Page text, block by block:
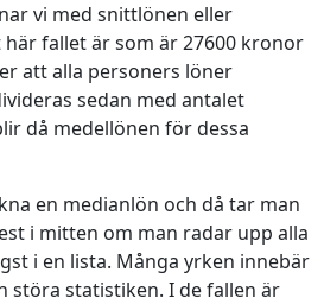
vi med snittlönen eller
fallet är som är 27600 kronor
att alla personers löner
sedan med antalet
då medellönen för dessa
en medianlön och då tar man
i mitten om man radar upp alla
i en lista. Många yrken innebär
störa statistiken. I de fallen är